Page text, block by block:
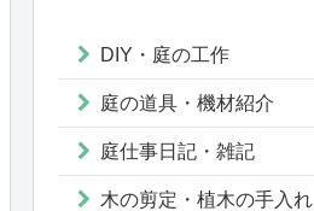
DIY・庭の工作
庭の道具・機材紹介
庭仕事日記・雑記
木の剪定・植木の手入れ